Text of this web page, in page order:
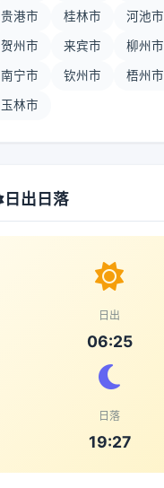
贵港市 桂林市 河池市
贺州市 来宾市 柳州市
南宁市 钦州市 梧州市
玉林市
日出日落
日出
06:25
日落
19:27